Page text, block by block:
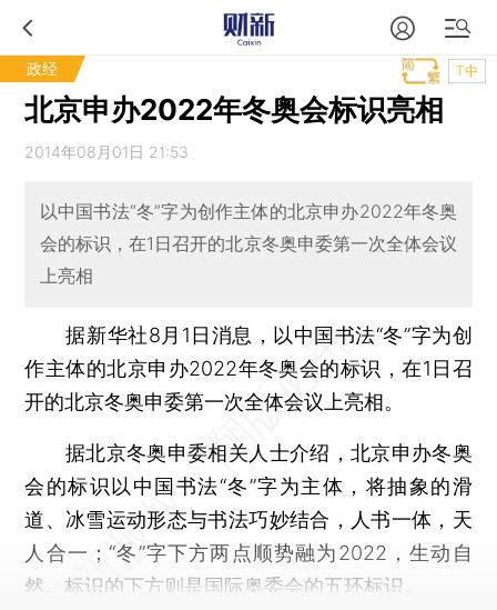
政经 T中
北京申办2022年冬奥会标识亮相
2014年08月01日 21:53
以中国书法“冬”字为创作主体的北京申办2022年冬奥
会的标识，在1日召开的北京冬奥申委第一次全体会议
上亮相
据新华社8月1日消息，以中国书法“冬”字为创
作主体的北京申办2022年冬奥会的标识，在1日召
开的北京冬奥申委第一次全体会议上亮相。
据北京冬奥申委相关人士介绍，北京申办冬奥
会的标识以中国书法“冬”字为主体，将抽象的滑
道、冰雪运动形态与书法巧妙结合，人书一体，天
人合一；“冬”字下方两点顺势融为2022，生动自
然。标识的下方则是国际奥委会的五环标识。